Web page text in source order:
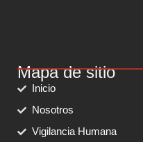
Mapa de sitio
Inicio
Nosotros
Vigilancia Humana